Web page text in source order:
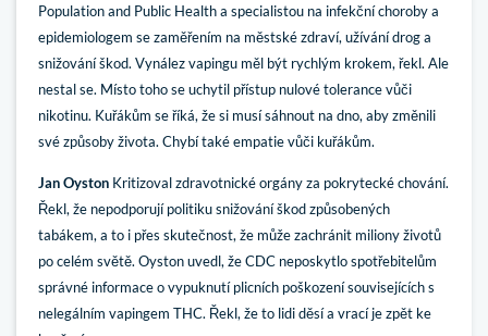
Population and Public Health a specialistou na infekční choroby a
epidemiologem se zaměřením na městské zdraví, užívání drog a
snižování škod. Vynález vapingu měl být rychlým krokem, řekl. Ale
nestal se. Místo toho se uchytil přístup nulové tolerance vůči
nikotinu. Kuřákům se říká, že si musí sáhnout na dno, aby změnili
své způsoby života. Chybí také empatie vůči kuřákům.
Jan Oyston Kritizoval zdravotnické orgány za pokrytecké chování.
Řekl, že nepodporují politiku snižování škod způsobených
tabákem, a to i přes skutečnost, že může zachránit miliony životů
po celém světě. Oyston uvedl, že CDC neposkytlo spotřebitelům
správné informace o vypuknutí plicních poškození souvisejících s
nelegálním vapingem THC. Řekl, že to lidi děsí a vrací je zpět ke